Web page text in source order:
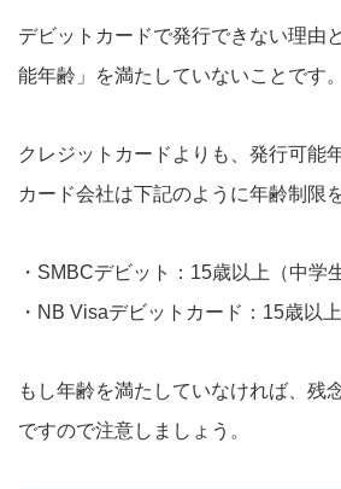
デビットカードで発行できない理由
能年齢」を満たしていないことです。
クレジットカードよりも、発行可能
カード会社は下記のように年齢制限
・SMBCデビット：15歳以上（中学
・NB Visaデビットカード：15歳以
もし年齢を満たしていなければ、残
ですので注意しましょう。